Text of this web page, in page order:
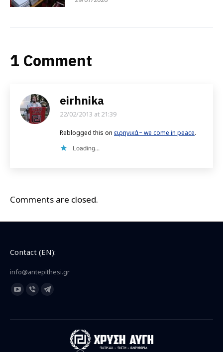
1 Comment
eirhnika
says:
22/02/2013 at 21:39
Reblogged this on ειρηνικά~ we come in peace.
Loading...
Comments are closed.
Contact (EN):
info@antepithesi.gr
Find us on:
YouTube
opens
Viber
opens
Telegram
opens